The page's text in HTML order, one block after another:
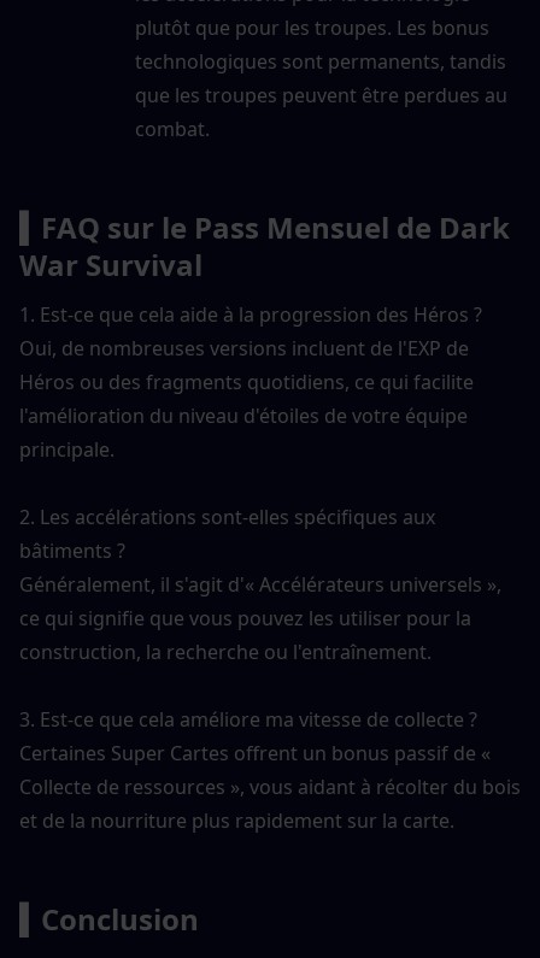
plutôt que pour les troupes. Les bonus
technologiques sont permanents, tandis
que les troupes peuvent être perdues au
combat.
▍FAQ sur le Pass Mensuel de Dark
War Survival
1. Est-ce que cela aide à la progression des Héros ?
Oui, de nombreuses versions incluent de l'EXP de
Héros ou des fragments quotidiens, ce qui facilite
l'amélioration du niveau d'étoiles de votre équipe
principale.
2. Les accélérations sont-elles spécifiques aux
bâtiments ?
Généralement, il s'agit d'« Accélérateurs universels »,
ce qui signifie que vous pouvez les utiliser pour la
construction, la recherche ou l'entraînement.
3. Est-ce que cela améliore ma vitesse de collecte ?
Certaines Super Cartes offrent un bonus passif de «
Collecte de ressources », vous aidant à récolter du bois
et de la nourriture plus rapidement sur la carte.
▍Conclusion